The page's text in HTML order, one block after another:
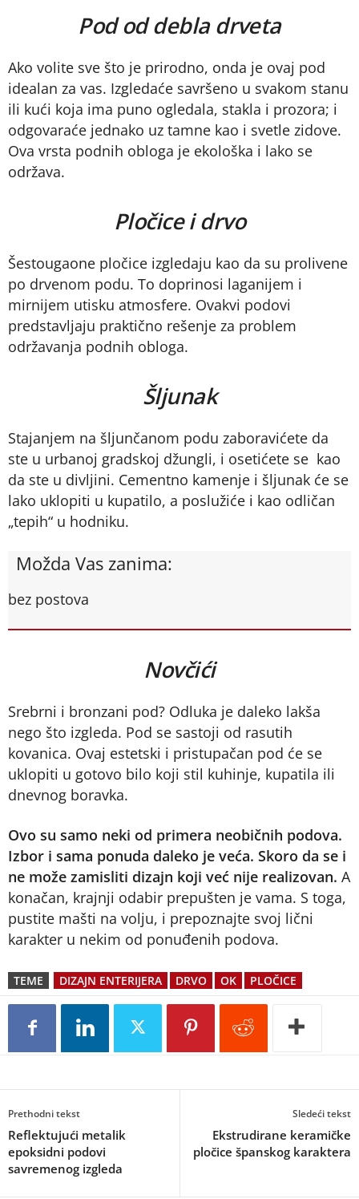
Pod od debla drveta
Ako volite sve što je prirodno, onda je ovaj pod
idealan za vas. Izgledaće savršeno u svakom stanu
ili kući koja ima puno ogledala, stakla i prozora; i
odgovaraće jednako uz tamne kao i svetle zidove.
Ova vrsta podnih obloga je ekološka i lako se
održava.
Pločice i drvo
Šestougaone pločice izgledaju kao da su prolivene
po drvenom podu. To doprinosi laganijem i
mirnijem utisku atmosfere. Ovakvi podovi
predstavljaju praktično rešenje za problem
održavanja podnih obloga.
Šljunak
Stajanjem na šljunčanom podu zaboravićete da
ste u urbanoj gradskoj džungli, i osetićete se kao
da ste u divljini. Cementno kamenje i šljunak će se
lako uklopiti u kupatilo, a poslužiće i kao odličan
„tepih“ u hodniku.
Možda Vas zanima:
bez postova
Novčići
Srebrni i bronzani pod? Odluka je daleko lakša
nego što izgleda. Pod se sastoji od rasutih
kovanica. Ovaj estetski i pristupačan pod će se
uklopiti u gotovo bilo koji stil kuhinje, kupatila ili
dnevnog boravka.
Ovo su samo neki od primera neobičnih podova.
Izbor i sama ponuda daleko je veća. Skoro da se i
ne može zamisliti dizajn koji već nije realizovan. A
konačan, krajnji odabir prepušten je vama. S toga,
pustite mašti na volju, i prepoznajte svoj lični
karakter u nekim od ponuđenih podova.
TEME DIZAJN ENTERIJERA DRVO OK PLOČICE
Prethodni tekst
Reflektujući metalik
epoksidni podovi
savremenog izgleda
Sledeći tekst
Ekstrudirane keramičke
pločice španskog karaktera